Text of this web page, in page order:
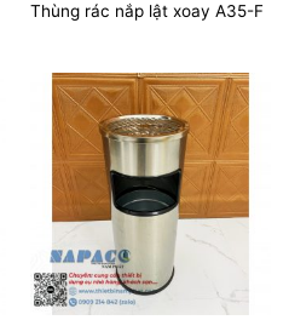
Thùng rác nắp lật xoay A35-F